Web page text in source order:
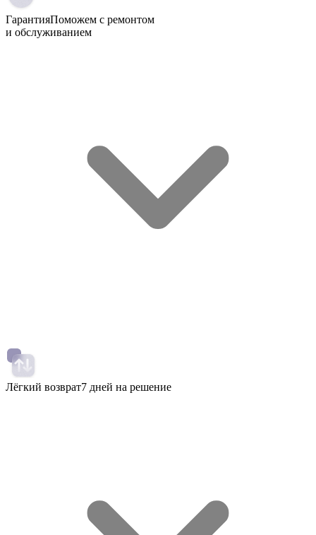
ГарантияПоможем с ремонтом
и обслуживанием
Лёгкий возврат7 дней на решение